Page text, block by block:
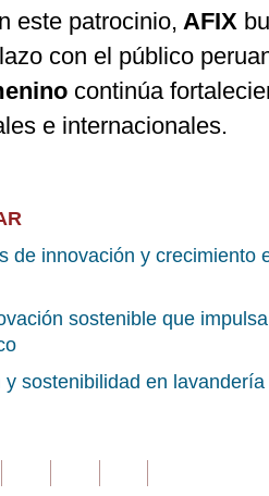
este patrocinio, AFIX
con el público
continúa
e internacionales.
de innovación y crecimiento
sostenible que
sostenibilidad en